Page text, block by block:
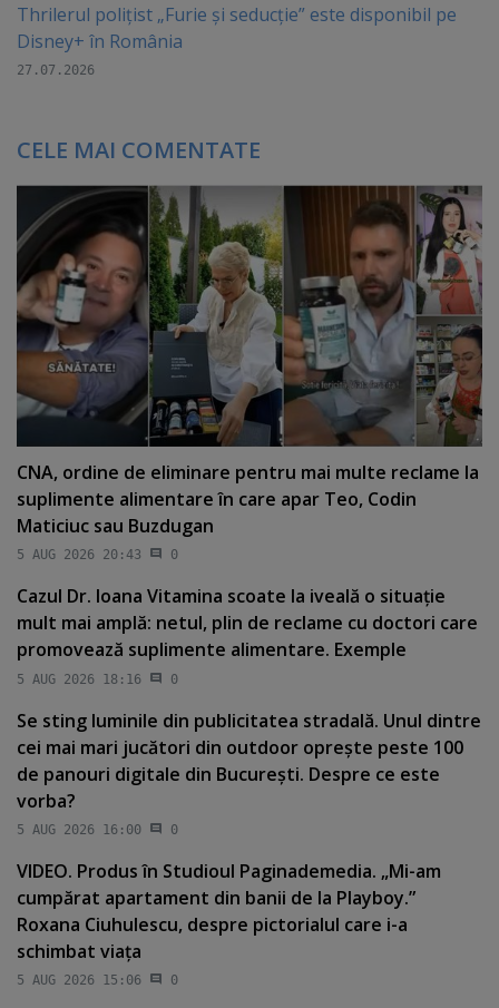
Thrilerul polițist „Furie și seducție” este disponibil pe
Disney+ în România
27.07.2026
CELE MAI COMENTATE
CNA, ordine de eliminare pentru mai multe reclame la
suplimente alimentare în care apar Teo, Codin
Maticiuc sau Buzdugan
5 AUG 2026 20:43 0
Cazul Dr. Ioana Vitamina scoate la iveală o situaţie
mult mai amplă: netul, plin de reclame cu doctori care
promovează suplimente alimentare. Exemple
5 AUG 2026 18:16 0
Se sting luminile din publicitatea stradală. Unul dintre
cei mai mari jucători din outdoor opreşte peste 100
de panouri digitale din Bucureşti. Despre ce este
vorba?
5 AUG 2026 16:00 0
VIDEO. Produs în Studioul Paginademedia. „Mi-am
cumpărat apartament din banii de la Playboy.”
Roxana Ciuhulescu, despre pictorialul care i-a
schimbat viaţa
5 AUG 2026 15:06 0